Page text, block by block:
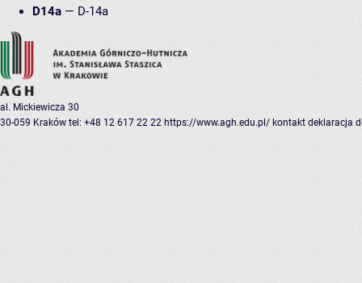
D14a — D-14a
al. Mickiewicza 30
30-059 Kraków tel: +48 12 617 22 22 https://www.agh.edu.pl/ kontakt deklaracja